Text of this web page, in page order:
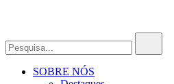
SOBRE NÓS